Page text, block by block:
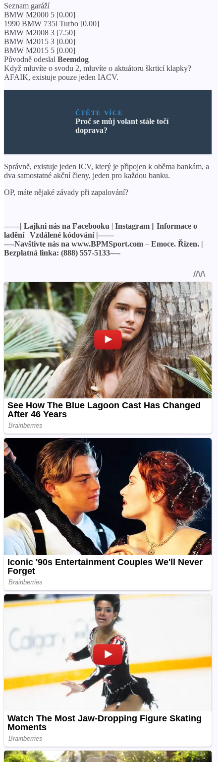
Seznam garáží
BMW M2000 5 [0.00]
1990 BMW 735i Turbo [0.00]
BMW M2008 3 [7.50]
BMW M2015 3 [0.00]
BMW M2015 5 [0.00]
Původně odeslal Beemdog
Když mluvíte o svodu 2, mluvíte o aktuátoru škrticí klapky?
AFAIK, existuje pouze jeden IACV.
ČTĚTE VÍCE
Proč se můj volant stále točí
doprava?
Správně, existuje jeden ICV, který je připojen k oběma bankám, a
dva samostatné akční členy, jeden pro každou banku.
OP, máte nějaké závady při zapalování?
——| Lajkni nás na Facebooku | Instagram || Informace o
ladění| Vzdálené kódování |——
—-Navštivte nás na www.BPMSport.com – Emoce. Řizen. |
Bezplatná linka: (888) 557-5133—-